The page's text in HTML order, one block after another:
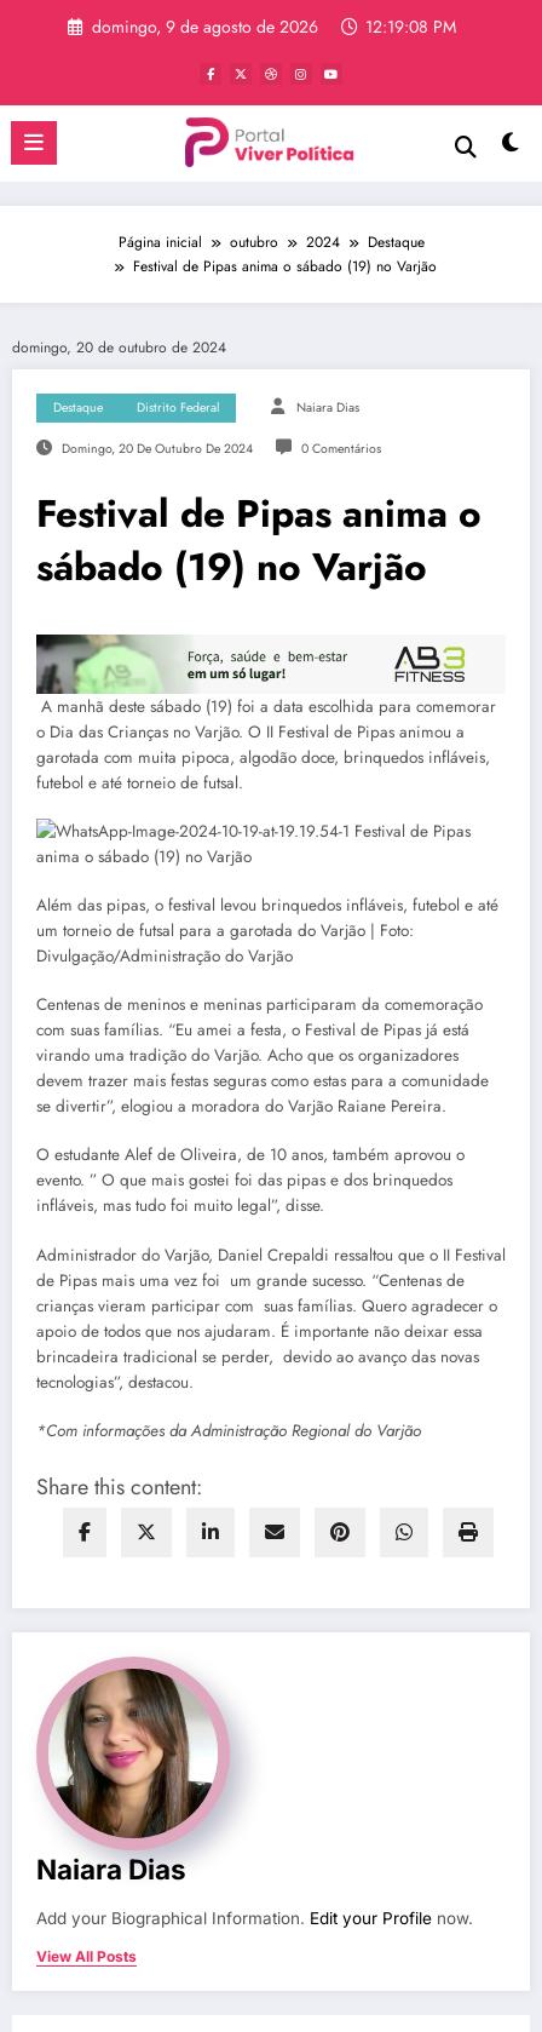
domingo, 9 de agosto de 2026 12:19:08 PM
Página inicial outubro 2024
Destaque
Festival de Pipas anima o sábado (19) no Varjão
domingo, 20 de outubro de 2024
Destaque Distrito Federal Naiara Dias
Domingo, 20 De Outubro De 2024 0 Comentários
Festival de Pipas anima o
sábado (19) no Varjão
A manhã deste sábado (19) foi a data escolhida para comemorar
o Dia das Crianças no Varjão. O II Festival de Pipas animou a
garotada com muita pipoca, algodão doce, brinquedos infláveis,
futebol e até torneio de futsal.
Além das pipas, o festival levou brinquedos infláveis, futebol e até
um torneio de futsal para a garotada do Varjão | Foto:
Divulgação/Administração do Varjão
Centenas de meninos e meninas participaram da comemoração
com suas famílias. “Eu amei a festa, o Festival de Pipas já está
virando uma tradição do Varjão. Acho que os organizadores
devem trazer mais festas seguras como estas para a comunidade
se divertir”, elogiou a moradora do Varjão Raiane Pereira.
O estudante Alef de Oliveira, de 10 anos, também aprovou o
evento. ” O que mais gostei foi das pipas e dos brinquedos
infláveis, mas tudo foi muito legal”, disse.
Administrador do Varjão, Daniel Crepaldi ressaltou que o II Festival
de Pipas mais uma vez foi um grande sucesso. “Centenas de
crianças vieram participar com suas famílias. Quero agradecer o
apoio de todos que nos ajudaram. É importante não deixar essa
brincadeira tradicional se perder, devido ao avanço das novas
tecnologias”, destacou.
*Com informações da Administração Regional do Varjão
Share this content:
Naiara Dias
Add your Biographical Information. Edit your Profile now.
View All Posts